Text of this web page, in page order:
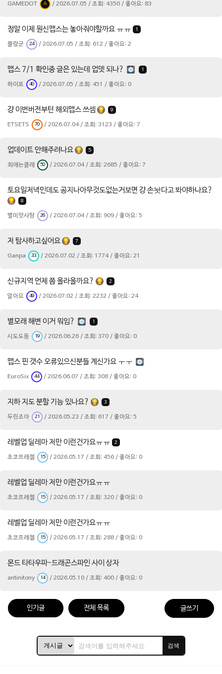
GAMEDOT A / 2026.07.05 / 조회: 4350 / 좋아요: 83
정말 이제 원신맵스는 놓아줘야할까요 ㅠㅠ 1
플랑군 24 / 2026.07.05 / 조회: 612 / 좋아요: 2
맵스 7/1 확인중 글은 있는데 업뎃 되나? 1
하이포 40 / 2026.07.05 / 조회: 451 / 좋아요: 0
걍 이번버전부턴 해외맵스 쓰셈 9
ETSETS 70 / 2026.07.04 / 조회: 3123 / 좋아요: 7
업데이트 안해주려나요 5
최애는클레 50 / 2026.07.04 / 조회: 2685 / 좋아요: 7
토요일저녁인데도 공지나아무것도없는거보면 걍 손놧다고 봐야하나요?
8
별미맛사탕 26 / 2026.07.04 / 조회: 909 / 좋아요: 5
저 탐사하고싶어요 7
Ganpa 33 / 2026.07.02 / 조회: 1774 / 좋아요: 21
신규지역 언제 쯤 올라올까요? 2
알아요 49 / 2026.07.02 / 조회: 2232 / 좋아요: 24
별모래 해변 이거 뭐임? 1
시도도동 19 / 2026.06.26 / 조회: 370 / 좋아요: 0
맵스 핀 갯수 오류있으신분들 계신가요 ㅜㅜ
EuroSix 44 / 2026.06.07 / 조회: 308 / 좋아요: 0
지하 지도 분할 기능 있나요? 3
두린조아 21 / 2026.05.23 / 조회: 617 / 좋아요: 5
레벨업 딜레마 저만 이런건가요ㅠㅠ 2
초코프레첼 15 / 2026.05.17 / 조회: 456 / 좋아요: 0
레벨업 딜레마 저만 이런건가요ㅠㅠ
초코프레첼 15 / 2026.05.17 / 조회: 320 / 좋아요: 0
레벨업 딜레마 저만 이런건가요ㅠㅠ
초코프레첼 15 / 2026.05.17 / 조회: 288 / 좋아요: 0
몬드 타타우파-드래곤스파인 사이 상자
antinitony 14 / 2026.05.10 / 조회: 400 / 좋아요: 0
인기글 전체 목록 글쓰기
검색